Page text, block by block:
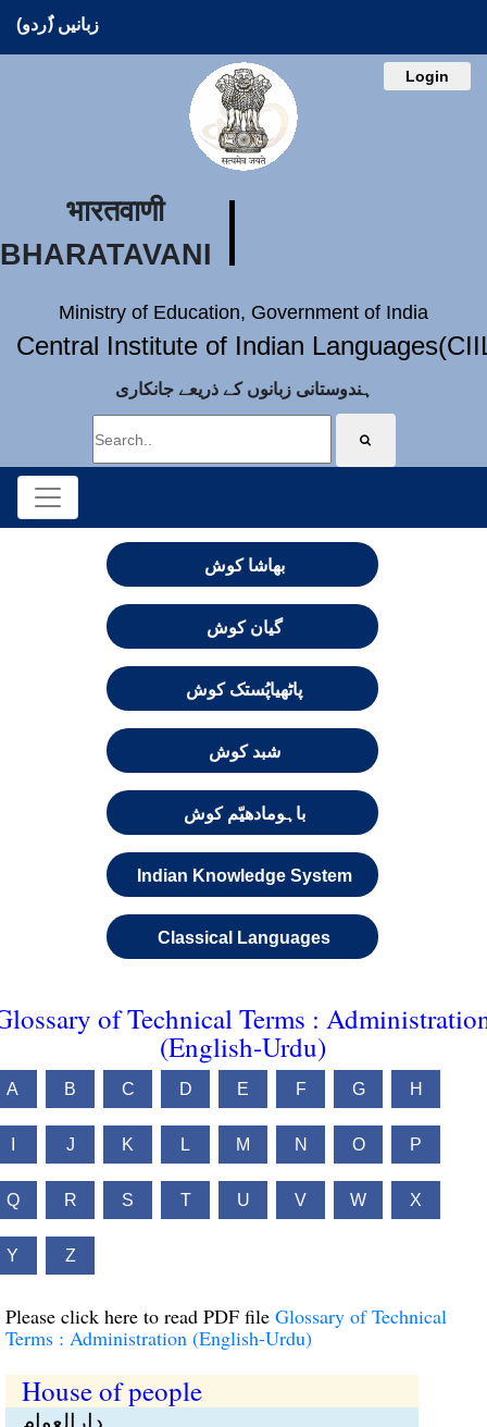
زبانیں (ُردو)
Login
भारतवाणी
BHARATAVANI
Ministry of Education, Government of India
Central Institute of Indian
ہندوستانی زبانوں کے ذریعے جانکاری
بھاشا کوش
گیان کوش
پاٹھیاپُستک کوش
شبد کوش
باہومادھیّم کوش
Indian Knowledge System
Classical Languages
of Technical Terms :
(English-Urdu)
A B C D E F G H
J K L M N O P
Q R S T U V W X
Y Z
Please click here to read PDF file Glossary of Technical
Terms : Administration (English-Urdu)
House of people
دارالعوام